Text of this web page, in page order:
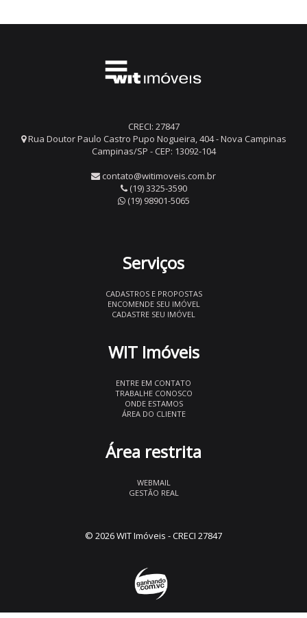
CRECI: 27847
Rua Doutor Paulo Castro Pupo Nogueira, 404 - Nova Campinas
Campinas/SP - CEP: 13092-104
contato@witimoveis.com.br
(19) 3325-3590
(19) 98901-5065
Serviços
CADASTROS E PROPOSTAS
ENCOMENDE SEU IMÓVEL
CADASTRE SEU IMÓVEL
WIT Imóveis
ENTRE EM CONTATO
TRABALHE CONOSCO
ONDE ESTAMOS
ÁREA DO CLIENTE
Área restrita
WEBMAIL
GESTÃO REAL
© 2026 WIT Imóveis - CRECI 27847